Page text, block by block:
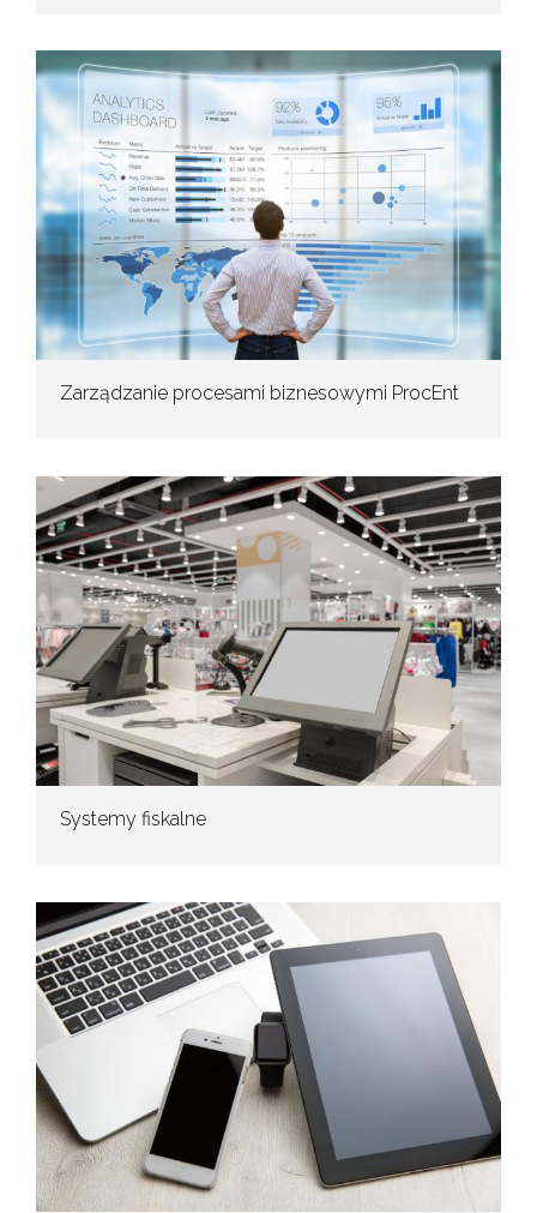
Zarządzanie procesami biznesowymi ProcEnt
Systemy fiskalne